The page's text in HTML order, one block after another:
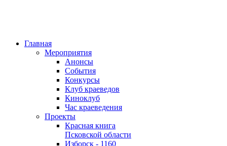
Главная
Мероприятия
Анонсы
События
Конкурсы
Клуб краеведов
Киноклуб
Час краеведения
Проекты
Красная книга
Псковской области
Изборск - 1160